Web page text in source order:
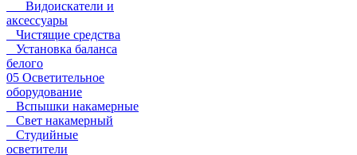
Видоискатели и
аксессуары
Чистящие средства
Установка баланса
белого
05 Осветительное
оборудование
Вспышки накамерные
Свет накамерный
Студийные
осветители